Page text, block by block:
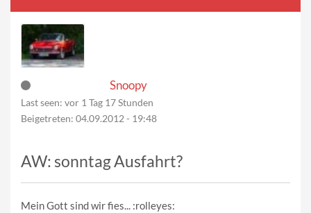
Snoopy
Last seen: vor 1 Tag 17 Stunden
Beigetreten: 04.09.2012 - 19:48
AW: sonntag Ausfahrt?
Mein Gott sind wir fies... :rolleyes: